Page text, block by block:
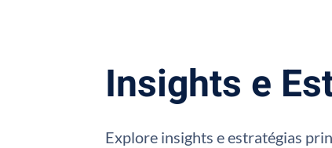
Insights e
Explore insights e estratégias